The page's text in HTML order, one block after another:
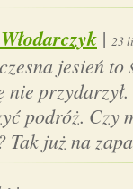
| 23
jesień
nie
podróż. Czy
Tak już na